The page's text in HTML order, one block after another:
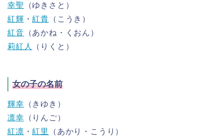
幸聖 （ゆきさと）
紅輝 ・紅貴 （こうき）
紅音 （あかね・くおん）
莉紅人
（りくと）
女の子の名前
輝幸 （きゆき）
凛幸 （りんご）
紅凛 ・紅里
（あかり・こうり）